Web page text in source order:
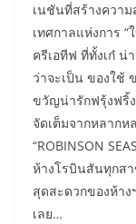
เนชันที่สร้างควา
เทศกาลแห่งการ “
ครีเอทีฟ ที่ทั้งเก๋ น่
ว่าจะเป็น ของใช้
ขวัญน่ารักฟรุ้งฟริ้
จัดเต็มจากหลาก
“ROBINSON
ห้างโรบินสันทุกสา
สุดสะดวกของห้า
เลย…